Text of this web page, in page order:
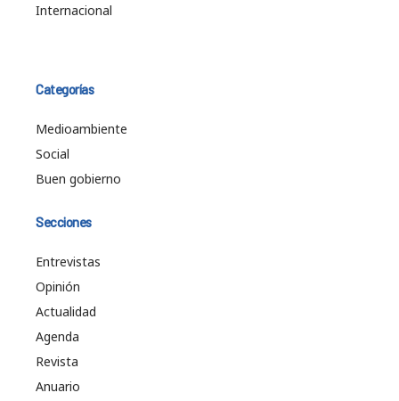
Internacional
Categorías
Medioambiente
Social
Buen gobierno
Secciones
Entrevistas
Opinión
Actualidad
Agenda
Revista
Anuario